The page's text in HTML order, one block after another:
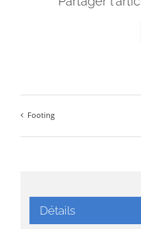
Footing
Détails